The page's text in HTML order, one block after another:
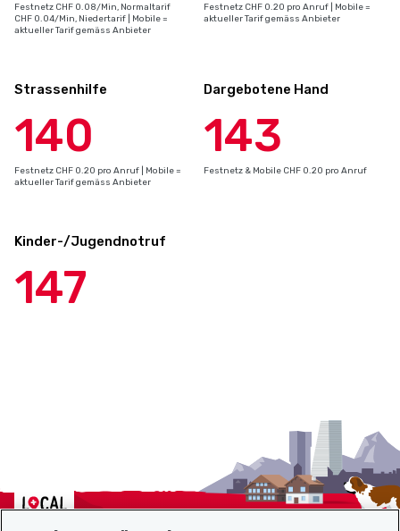
Festnetz CHF 0.08/Min, Normaltarif
CHF 0.04/Min, Niedertarif | Mobile =
aktueller Tarif gemäss Anbieter
Festnetz CHF 0.20 pro Anruf | Mobile =
aktueller Tarif gemäss Anbieter
Strassenhilfe
140
Festnetz CHF 0.20 pro Anruf | Mobile =
aktueller Tarif gemäss Anbieter
Dargebotene Hand
143
Festnetz & Mobile CHF 0.20 pro Anruf
Kinder-/Jugendnotruf
147
Localcities